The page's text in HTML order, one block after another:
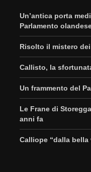
Un’antica porta
Parlamento
Risolto il mistero
Callisto, la
Un frammento del
Le Frane di
anni fa
Calliope “dalla